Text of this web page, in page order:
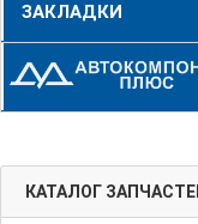
ЗАКЛАДКИ
КАТАЛОГ